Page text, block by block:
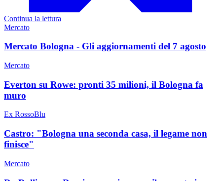
Continua la lettura
Mercato
Mercato Bologna - Gli aggiornamenti del 7 agosto
Mercato
Everton su Rowe: pronti 35 milioni, il Bologna fa
muro
Ex RossoBlu
Castro: "Bologna una seconda casa, il legame non
finisce"
Mercato